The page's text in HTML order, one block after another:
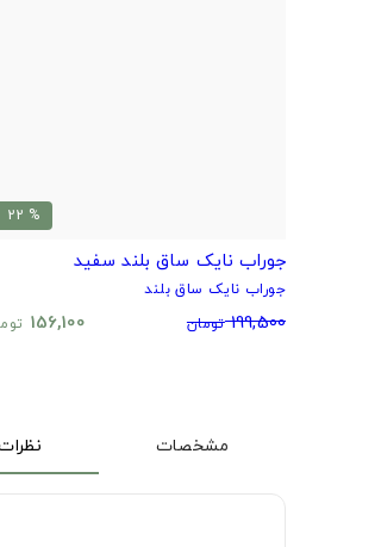
% 22
جوراب نایک ساق بلند سفید
جوراب نایک ساق بلند
199,500 تومان 156,100
مشخصات